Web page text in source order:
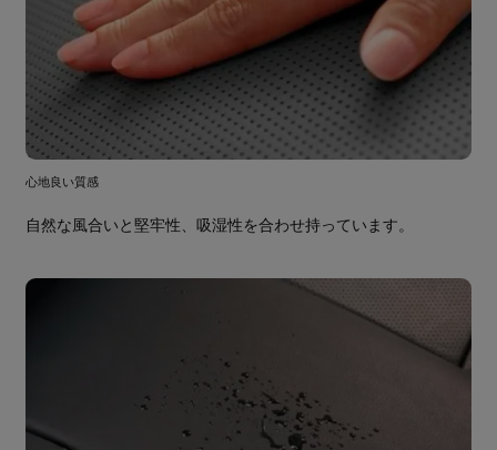
心地良い質感
自然な風合いと堅牢性、吸湿性を合わせ持っています。